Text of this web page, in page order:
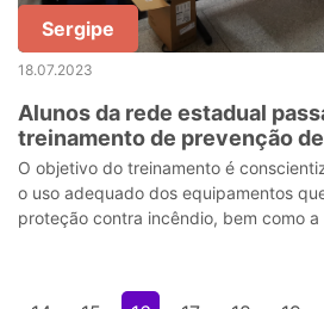
Sergipe
18.07.2023
Alunos da rede estadual
treinamento de prevenção
ambiente escolar
O objetivo do treinamento é
o uso adequado dos equipamentos
proteção contra incêndio, bem como